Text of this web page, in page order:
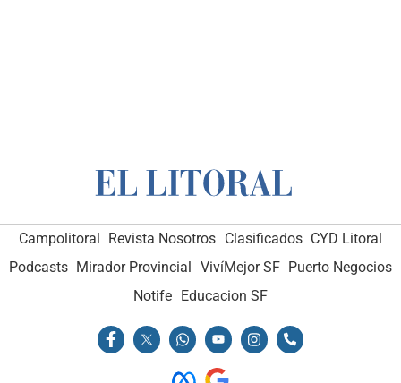
Campolitoral Revista Nosotros Clasificados CYD Litoral
Podcasts Mirador Provincial VivíMejor SF Puerto Negocios
Notife Educacion SF